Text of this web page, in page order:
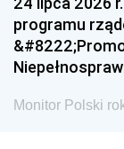
programu
Monitor Polski